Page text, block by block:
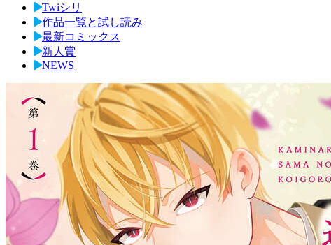
Twiシリ
作品一覧と試し読み
最新コミックス
新人賞
NEWS